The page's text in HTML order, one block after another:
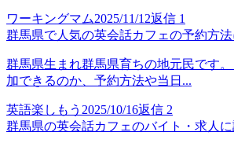
ワーキングマム2025/11/12返信 1
群馬県で人気の英会話カフェの予約方
群馬県生まれ群馬県育ちの地元民です
加できるのか、予約方法や当日...
英語楽しもう 2025/10/16返信 2
群馬県の英会話カフェのバイト・求人